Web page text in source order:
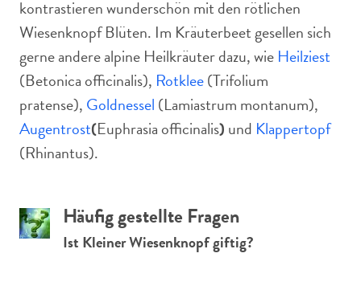
kontrastieren wunderschön mit den rötlichen
Wiesenknopf Blüten. Im Kräuterbeet gesellen sich
gerne andere alpine Heilkräuter dazu, wie Heilziest
(Betonica officinalis), Rotklee(Trifolium
pratense), Goldnessel (Lamiastrum montanum),
Augentrost(Euphrasia officinalis) und Klappertopf
(Rhinantus).
Häufig gestellte Fragen
Ist Kleiner Wiesenknopf giftig?